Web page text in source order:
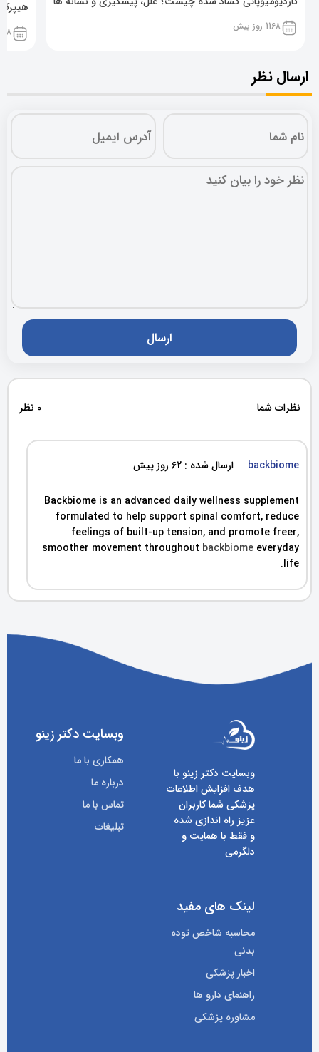
1168 روز پیش 1168
ارسال نظر
نظرات شما 0 نظر
backbiome ارسال شده : 62 روز پیش
Backbiome is an advanced daily wellness supplement
formulated to help support spinal comfort, reduce
feelings of built-up tension, and promote freer,
smoother movement throughout backbiome everyday
life.
وبسایت دکتر زینو با
هدف افزایش اطلاعات
پزشکی شما کاربران
عزیز راه اندازی شده
و فقط با همایت و
دلگرمی
وبسایت دکتر زینو
همکاری با ما
درباره ما
تماس با ما
تبلیغات
لینک های مفید
محاسبه شاخص توده
بدنی
اخبار پزشکی
راهنمای دارو ها
مشاوره پزشکی